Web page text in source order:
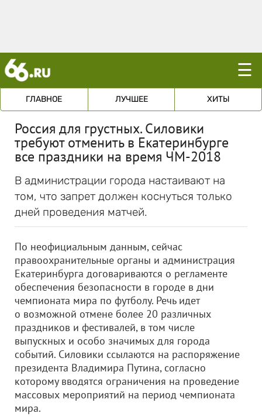
☰
ГЛАВНОЕ ЛУЧШЕЕ ХИТЫ
Россия для грустных. Силовики
требуют отменить в Екатеринбурге
все праздники на время ЧМ-2018
В администрации города настаивают на
том, что запрет должен коснуться только
дней проведения матчей.
По неофициальным данным, сейчас
правоохранительные органы и администрация
Екатеринбурга договариваются о регламенте
обеспечения безопасности в городе в дни
чемпионата мира по футболу. Речь идет
о возможной отмене более 20 различных
праздников и фестивалей, в том числе
выпускных и особо значимых для города
событий. Силовики ссылаются на распоряжение
президента Владимира Путина, согласно
которому вводятся ограничения на проведение
массовых мероприятий на период чемпионата
мира.